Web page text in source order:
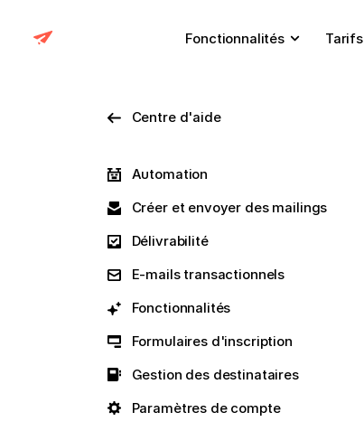
Fonctionnalités Tarifs
Centre d'aide
Automation
Créer et envoyer des mailings
Délivrabilité
E-mails transactionnels
Fonctionnalités
Formulaires d'inscription
Gestion des destinataires
Paramètres de compte